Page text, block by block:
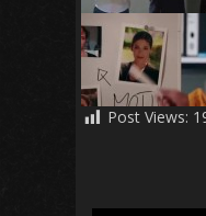
Post Views: